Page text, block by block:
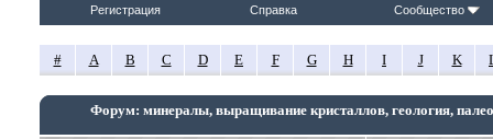
Регистрация Справка Сообщество
# A B C D E F G H I J K
Форум: минералы, выращивание кристаллов, геология,